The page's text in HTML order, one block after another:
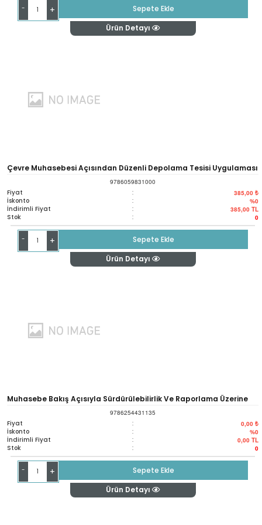
- +
Sepete Ekle
Ürün Detayı
Çevre Muhasebesi Açısından Düzenli Depolama Tesisi Uygulaması
9786059831000
Fiyat : 385,00 ₺
İskonto : %0
İndirimli Fiyat : 385,00 TL
Stok : 0
- +
Sepete Ekle
Ürün Detayı
Muhasebe Bakış Açısıyla Sürdürülebilirlik Ve Raporlama Üzerine
Seçme Yazılar
9786254431135
Fiyat : 0,00 ₺
İskonto : %0
İndirimli Fiyat : 0,00 TL
Stok : 0
- +
Sepete Ekle
Ürün Detayı